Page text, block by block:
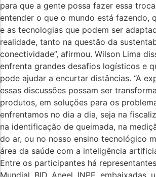
para que a gente possa fazer essa
entender o que o mundo está fazendo,
e as tecnologias que podem ser
realidade, tanto na questão da
conectividade”, afirmou. Wilson Lima
enfrenta grandes desafios logísticos e
pode ajudar a encurtar distâncias. “A
essas discussões possam ser
produtos, em soluções para os
enfrentamos no dia a dia, seja na
na identificação de queimada, na
do ar, ou no nosso ensino tecnológico
área da saúde com a inteligência
Entre os participantes há